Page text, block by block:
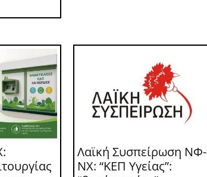
Λαϊκή Συσπείρωση ΝΦ-
ΝΧ: “ΚΕΠ Υγείας”: